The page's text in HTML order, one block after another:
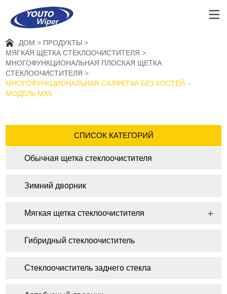
ДОМ
ПРОДУКТЫ
МЯГКАЯ ЩЕТКА СТЕКЛООЧИСТИТЕЛЯ
МНОГОФУНКЦИОНАЛЬНАЯ ПЛОСКАЯ ЩЕТКА
СТЕКЛООЧИСТИТЕЛЯ
МНОГОФУНКЦИОНАЛЬНАЯ САЛФЕТКА БЕЗ КОСТЕЙ –
МОДЕЛЬ MX5
СПИСОК КАТЕГОРИЙ
Обычная щетка стеклоочистителя
Зимний дворник
Мягкая щетка стеклоочистителя
Гибридный стеклоочиститель
Стеклоочиститель заднего стекла